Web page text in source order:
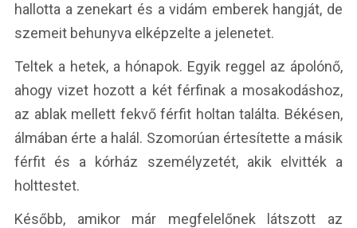
hallotta a zenekart és a vidám emberek hangját, de
szemeit behunyva elképzelte a jelenetet.
Teltek a hetek, a hónapok. Egyik reggel az ápolónő,
ahogy vizet hozott a két férfinak a mosakodáshoz,
az ablak mellett fekvő férfit holtan találta. Békésen,
álmában érte a halál. Szomorúan értesítette a másik
férfit és a kórház személyzetét, akik elvitték a
holttestet.
Később, amikor már megfelelőnek látszott az